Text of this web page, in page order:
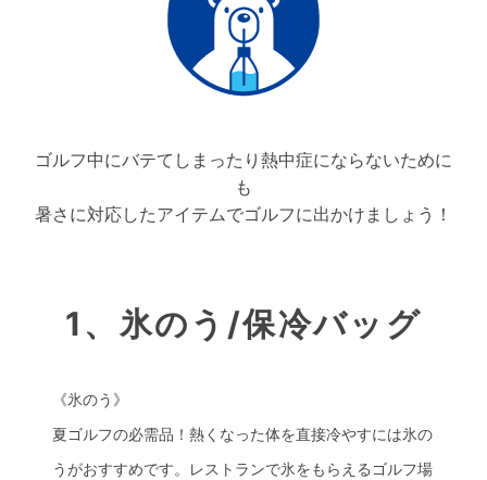
ゴルフ中にバテてしまったり熱中症にならないために
も
暑さに対応したアイテムでゴルフに出かけましょう！
1、氷のう/保冷バッグ
《氷のう》
夏ゴルフの必需品！熱くなった体を直接冷やすには氷の
うがおすすめです。レストランで氷をもらえるゴルフ場